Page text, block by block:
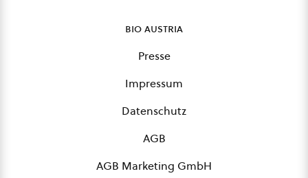
bio austria
Presse
Impressum
Datenschutz
AGB
AGB Marketing GmbH